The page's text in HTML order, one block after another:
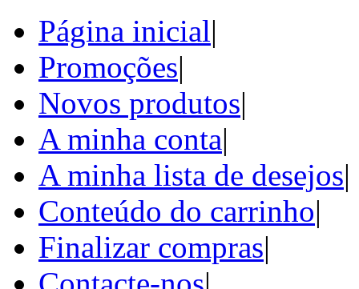
Página inicial|
Promoções|
Novos produtos|
A minha conta|
A minha lista de desejos|
Conteúdo do carrinho|
Finalizar compras|